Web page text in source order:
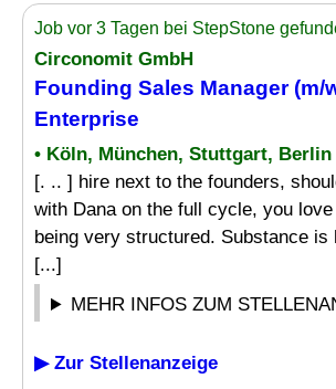
Job vor 3 Tagen bei StepStone
Circonomit GmbH
Founding Sales Manager(m/
Enterprise
• Köln, München, Stuttgart, Berlin
[. .. ] hire next to the founders,
with Dana on the full cycle, you
being very structured. Substance is
[...]
MEHR INFOS ZUM
▶ Zur Stellenanzeige